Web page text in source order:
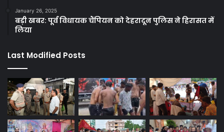
January 26, 2025
बड़ी खबर: पूर्व विधायक चैंपियन को देहरादून पुलिस ने हिरासत में
लिया
Last Modified Posts